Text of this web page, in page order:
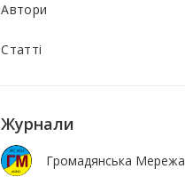
Автори
Статті
Журнали
Громадянська Мережа